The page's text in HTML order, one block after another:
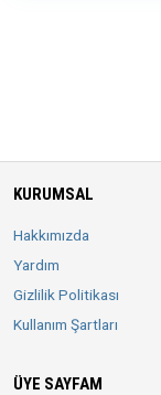
KURUMSAL
Hakkımızda
Yardım
Gizlilik Politikası
Kullanım Şartları
ÜYE SAYFAM